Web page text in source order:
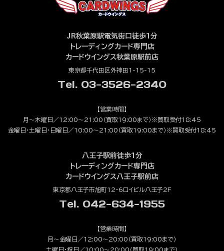
JR秋葉原駅電気街口徒歩1分
トレーディングカード専門店
カードウイングス秋葉原駅前店
東京都千代田区外神田1-15-15
Tel. 03-3526-2340
【営業時間】
月～木曜日／12:00～21:00（買取19:00まで）※買取受付18:45
金曜日・土曜日・日曜日／10:00～21:00（買取19:00まで）※買取受付18:45
八王子駅前徒歩1分
トレーディングカード専門店
カードウイングス八王子駅前店
東京都八王子市旭町12-6ロイビル八王子2F
Tel. 042-634-1955
【営業時間】
月～金曜日／12:00～20:00（買取19:00まで）
土曜日・祝日／10:00～20:00（買取19:00まで）